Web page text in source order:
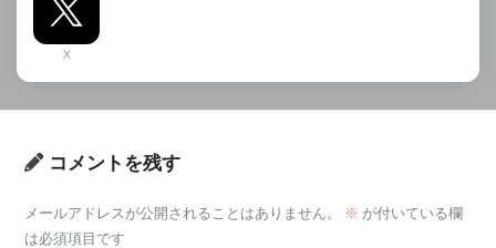
X
コメントを残す
メールアドレスが公開されることはありません。 ※ が付いている欄
は必須項目です